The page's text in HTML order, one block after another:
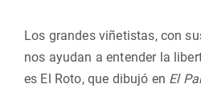
Los grandes viñetistas, con
nos ayudan a entender la
es El Roto, que dibujó en El